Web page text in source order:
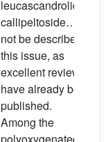
leucascandrolide,
callipeltoside… will
not be described in
this issue, as
excellent reviews
have already been
published.
Among the